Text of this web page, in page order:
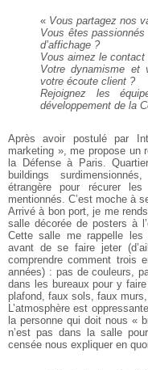
« Vous partagez nos
Vous êtes passionnés
d’affichage ?
Vous aimez le contact
Votre dynamisme et
votre écoute client ?
Rejoignez les
développement de la
Après avoir postulé par
marketing », me propose un
la Défense à Paris.
buildings
étrangère pour récurer
mentionnés. C’est moche à
Arrivé à bon port, je me
salle décorée de posters à
Cette salle me rappelle les
avant de se faire jeter
comprendre comment trois
années) : pas de couleurs,
dans les bureaux pour y
plafond, faux sols, faux murs,
L’atmosphère est
la personne qui doit nous «
n’est pas dans la salle
censée nous expliquer en